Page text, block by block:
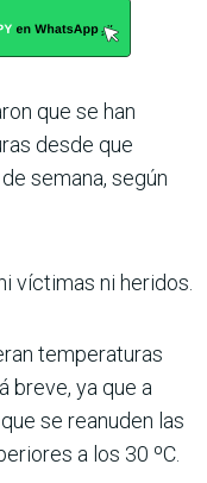
que se han
desde que
semana, según
víctimas ni heridos.
temperaturas
breve, ya que a
se reanuden las
a los 30 ºC.